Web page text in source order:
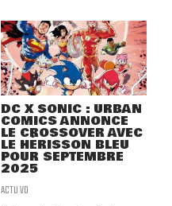
DC X SONIC : URBAN
COMICS ANNONCE
LE CROSSOVER AVEC
LE HÉRISSON BLEU
POUR SEPTEMBRE
2025
ACTU VO